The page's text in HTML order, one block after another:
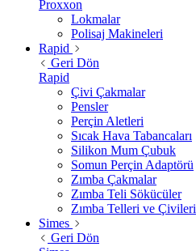
Proxxon
Lokmalar
Polisaj Makineleri
Rapid
Geri Dön
Rapid
Çivi Çakmalar
Pensler
Perçin Aletleri
Sıcak Hava Tabancaları
Silikon Mum Çubuk
Somun Perçin Adaptörü
Zımba Çakmalar
Zımba Teli Sökücüler
Zımba Telleri ve Çivileri
Simes
Geri Dön